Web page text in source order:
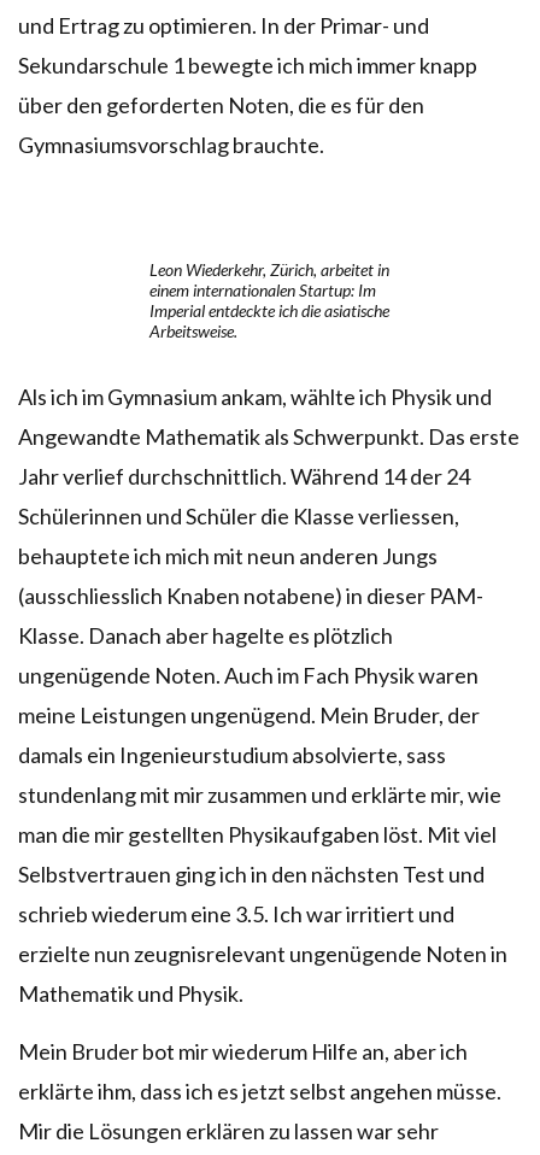
und Ertrag zu optimieren. In der Primar- und
Sekundarschule 1 bewegte ich mich immer knapp
über den geforderten Noten, die es für den
Gymnasiumsvorschlag brauchte.
Leon Wiederkehr, Zürich, arbeitet in
einem internationalen Startup: Im
Imperial entdeckte ich die asiatische
Arbeitsweise.
Als ich im Gymnasium ankam, wählte ich Physik und
Angewandte Mathematik als Schwerpunkt. Das erste
Jahr verlief durchschnittlich. Während 14 der 24
Schülerinnen und Schüler die Klasse verliessen,
behauptete ich mich mit neun anderen Jungs
(ausschliesslich Knaben notabene) in dieser PAM-
Klasse. Danach aber hagelte es plötzlich
ungenügende Noten. Auch im Fach Physik waren
meine Leistungen ungenügend. Mein Bruder, der
damals ein Ingenieurstudium absolvierte, sass
stundenlang mit mir zusammen und erklärte mir, wie
man die mir gestellten Physikaufgaben löst. Mit viel
Selbstvertrauen ging ich in den nächsten Test und
schrieb wiederum eine 3.5. Ich war irritiert und
erzielte nun zeugnisrelevant ungenügende Noten in
Mathematik und Physik.
Mein Bruder bot mir wiederum Hilfe an, aber ich
erklärte ihm, dass ich es jetzt selbst angehen müsse.
Mir die Lösungen erklären zu lassen war sehr